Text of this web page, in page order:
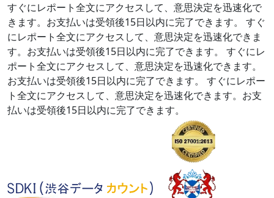
すぐにレポート全文にアクセスして、意思決定を迅速化で
きます。お支払いは受領後15日以内に完了できます。
すぐ
にレポート全文にアクセスして、意思決定を迅速化できま
す。お支払いは受領後15日以内に完了できます。
すぐにレ
ポート全文にアクセスして、意思決定を迅速化できます。
お支払いは受領後15日以内に完了できます。
すぐにレポー
ト全文にアクセスして、意思決定を迅速化できます。お支
払いは受領後15日以内に完了できます。